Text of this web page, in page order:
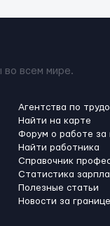
во всем мире.
Агентства по
Найти на карте
Форум о работе за
Найти работника
Справочник
Статистика
Полезные статьи
Новости за